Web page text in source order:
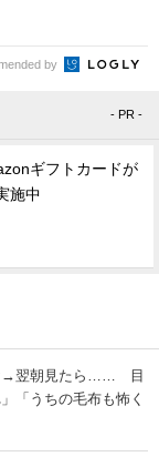
by
- PR -
ギフトカードが
施中
→翌朝見たら…… 目
「うちの毛布も怖く